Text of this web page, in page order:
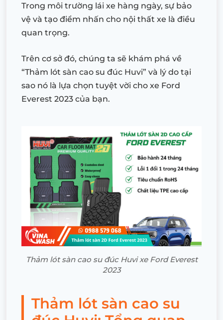
Trong môi trường lái xe hàng ngày, sự bảo
vệ và tạo điểm nhấn cho nội thất xe là điều
quan trọng.
Trên cơ sở đó, chúng ta sẽ khám phá về
“Thảm lót sàn cao su đúc Huvi” và lý do tại
sao nó là lựa chọn tuyệt vời cho xe Ford
Everest 2023 của bạn.
Thảm lót sàn cao su đúc Huvi xe Ford Everest
2023
Thảm lót sàn cao su